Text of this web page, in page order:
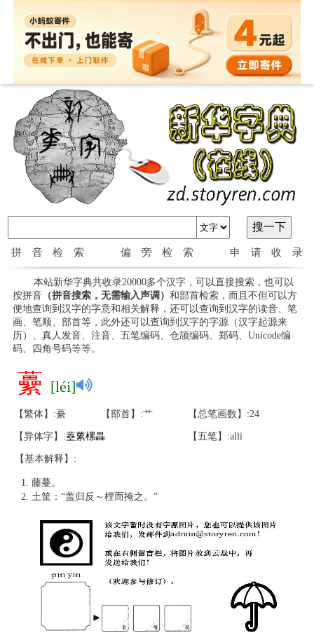
拼音检索 偏旁检索 申请收录
本站新华字典共收录20000多个汉字，可以直接搜索，也可以
按拼音（拼音搜索，无需输入声调） 和部首检索，而且不但可以方
便地查询到汉字的字意和相关解释，还可以查询到汉字的读音、笔
画、笔顺、部首等，此外还可以查询到汉字的字源（汉字起源来
历）、真人发音、注音、五笔编码、仓颉编码、郑码、Unicode编
码、四角号码等等。
虆 [léi]
【繁体】:虆 【部首】:艹 【总笔画数】:24
【异体字】:蘲蔂樏畾 【五笔】:alli
【基本解释】:
藤蔓。
土筐：“盖归反～梩而掩之。”